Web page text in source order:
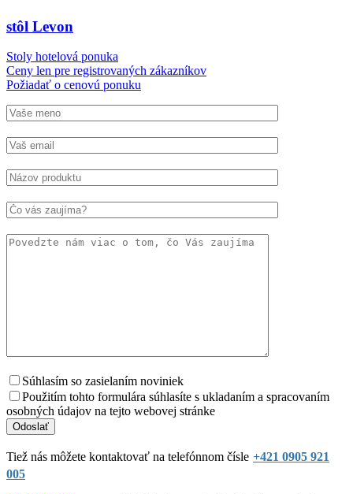
stôl Levon
Stoly hotelová ponuka
Ceny len pre registrovaných zákazníkov
Požiadať o cenovú ponuku
Súhlasím so zasielaním noviniek
Použitím tohto formulára súhlasíte s ukladaním a spracovaním
osobných údajov na tejto webovej stránke
Tiež nás môžete kontaktovať na telefónnom čísle +421 0905 921
005